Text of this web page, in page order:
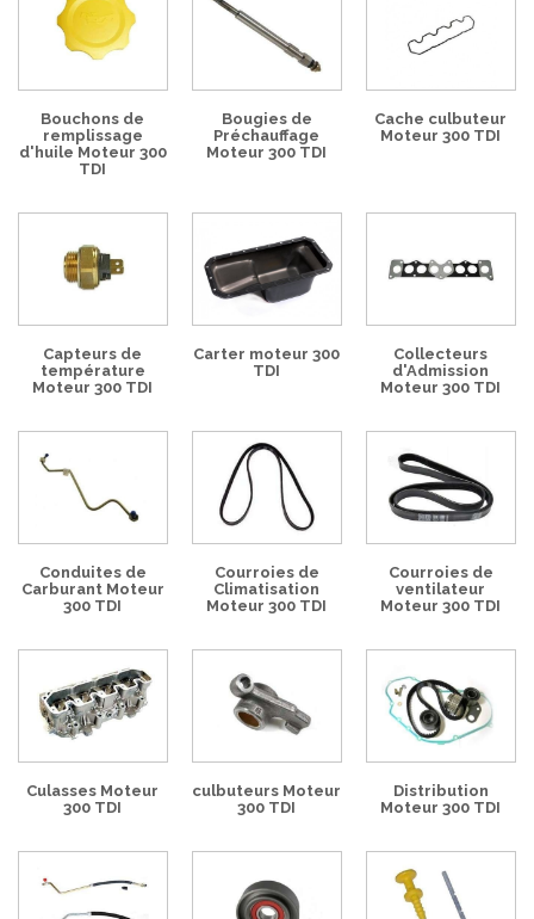
Bouchons de
remplissage
d'huile Moteur 300
TDI
Bougies de
Préchauffage
Moteur 300 TDI
Cache culbuteur
Moteur 300 TDI
Capteurs de
température
Moteur 300 TDI
Carter moteur 300
TDI
Collecteurs
d'Admission
Moteur 300 TDI
Conduites de
Carburant Moteur
300 TDI
Courroies de
Climatisation
Moteur 300 TDI
Courroies de
ventilateur
Moteur 300 TDI
Culasses Moteur
300 TDI
culbuteurs Moteur
300 TDI
Distribution
Moteur 300 TDI